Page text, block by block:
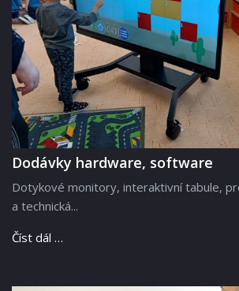
Dodávky hardware, software
Dotykové monitory, interaktivní tabule,
a technická...
Číst dál …